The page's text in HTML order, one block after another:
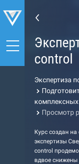
control
Экспертиза
Просмотр
Курс создан на
экспертизы
control
вдвое снижены